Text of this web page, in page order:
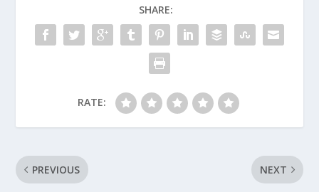
SHARE:
RATE:
PREVIOUS NEXT